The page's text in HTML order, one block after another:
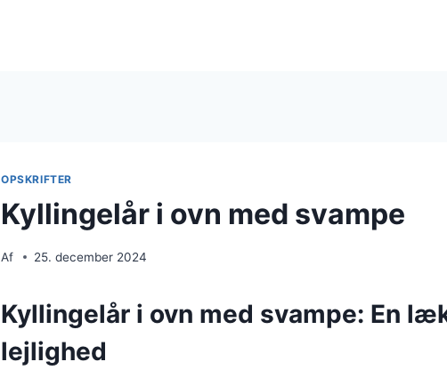
OPSKRIFTER
Kyllingelår i ovn med svampe
Af 25. december 2024
Kyllingelår i ovn med svampe: En
lejlighed